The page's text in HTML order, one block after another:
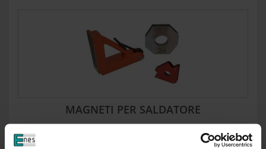
MAGNETI PER SALDATORE